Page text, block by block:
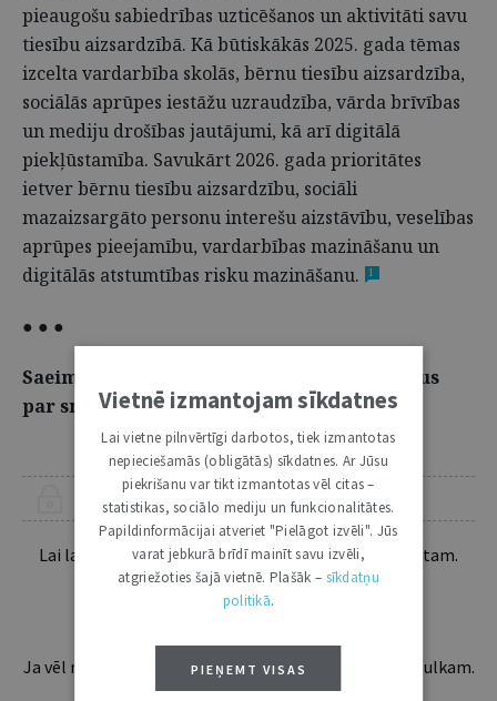
pieaugošu sabiedrības uzticēšanos un aktivitāti savu
tiesību aizsardzībā. Kā būtiskākās 2025. gada tēmas
izcelta vardarbība skolās, bērnu tiesību aizsardzība,
sociālās aprūpes iestāžu uzraudzība, vārda brīvības
un mediju drošības jautājumi, kā arī digitālā
piekļūstamība. Savukārt 2026. gada prioritātes
ietver bērnu tiesību aizsardzību, sociāli
mazaizsargāto personu interešu aizstāvību, veselības
aprūpes pieejamību, vardarbības mazināšanu un
digitālās atstumtības risku mazināšanu.
1
● ● ●
Saeima konceptuāli atbalsta bargākus sodus
par smagiem noziegumiem pret vidi.
ŠIS RAKSTS PIEEJAMS “JURISTA VĀRDA” ABONENTIEM
Lai lasītu šo rakstu tālāk, Tev jābūt žurnāla abonentam.
Esošos abonentus lūdzam autorizēties:
Ja vēl neesi abonents, aicinām pievienoties lasītāju pulkam.
Iegūsi tūlītēju piekļuvi digitālajam saturam!
Vietnē izmantojam sīkdatnes
Lai vietne pilnvērtīgi darbotos, tiek izmantotas
nepieciešamās (obligātās) sīkdatnes. Ar Jūsu
piekrišanu var tikt izmantotas vēl citas –
statistikas, sociālo mediju un funkcionalitātes.
Papildinformācijai atveriet "Pielāgot izvēli". Jūs
varat jebkurā brīdī mainīt savu izvēli,
atgriežoties šajā vietnē. Plašāk – sīkdatņu
politikā.
PIEŅEMT VISAS